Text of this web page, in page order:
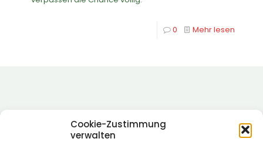
Cookie-Zustimmung
verwalten
0 Mehr lesen